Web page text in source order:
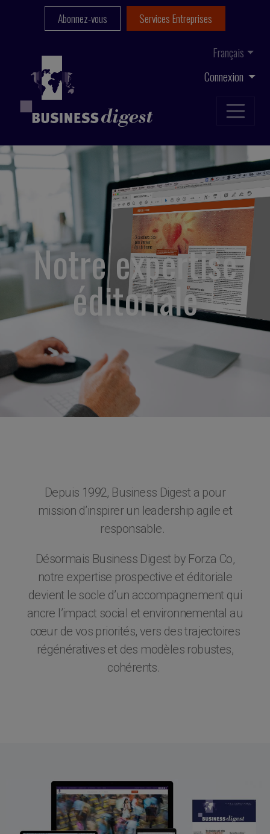
Connexion
Français
Abonnez-vous Services Entreprises
Notre expertise
éditoriale
Depuis 1992, Business Digest a pour
mission d’inspirer un leadership agile et
responsable.
Désormais Business Digest by Forza Co,
notre expertise prospective et éditoriale
devient le socle d’un accompagnement qui
ancre l’impact social et environnemental au
cœur de vos priorités, vers des trajectoires
régénératives et des modèles robustes,
cohérents.